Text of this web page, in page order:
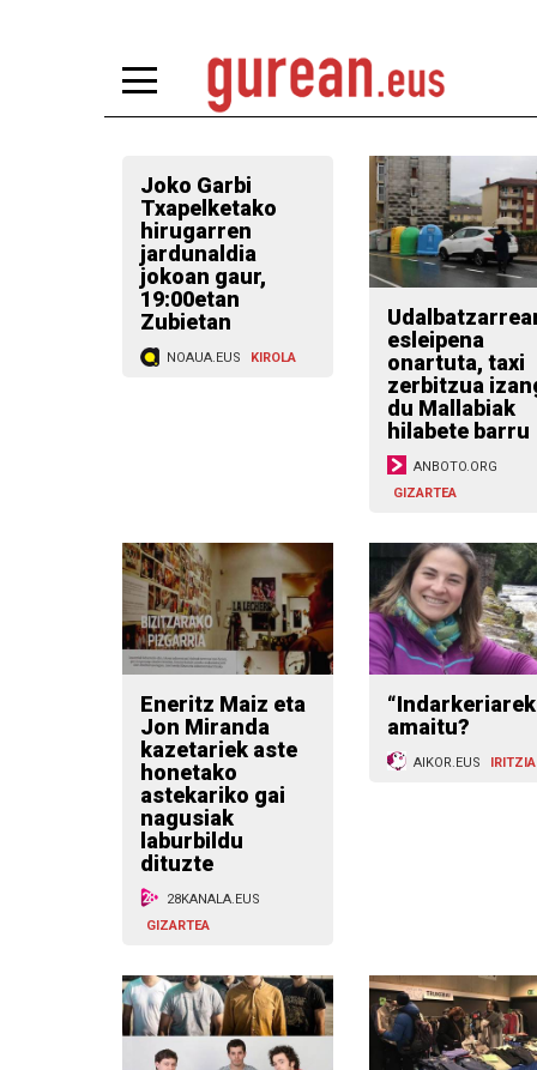
Joko Garbi
Txapelketako
hirugarren
jardunaldia
jokoan gaur,
19:00etan
Zubietan
NOAUA.EUS KIROLA
esleipena
onartuta, taxi
zerbitzua
du Mallabiak
hilabete barru
ANBOTO.ORG
GIZARTEA
Eneritz Maiz eta
Jon Miranda
kazetariek aste
honetako
astekariko gai
nagusiak
laburbildu
dituzte
28KANALA.EUS
GIZARTEA
amaitu?
AIKOR.EUS IRITZIA